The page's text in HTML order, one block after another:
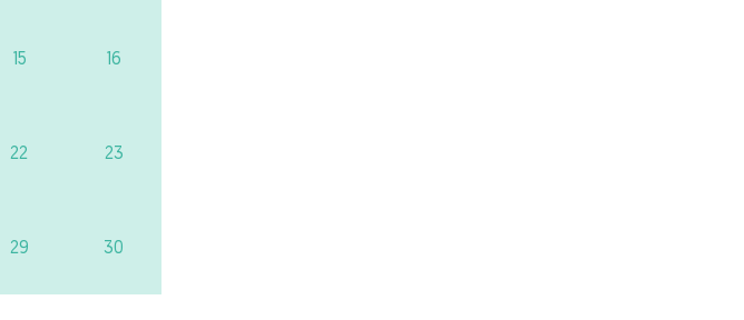
15 16
22 23
29 30